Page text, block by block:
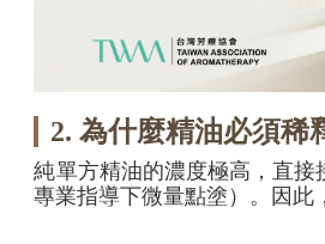
2. 為什麼精油必須稀
純單方精油的濃度極高，直
專業指導下微量點塗）。因此